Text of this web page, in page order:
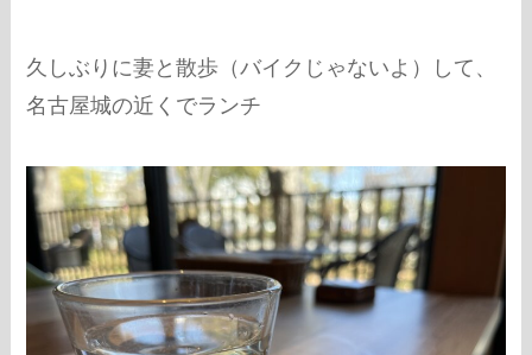
久しぶりに妻と散歩（バイクじゃないよ）して、
名古屋城の近くでランチ